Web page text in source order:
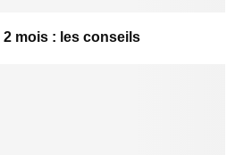
2 mois : les conseils